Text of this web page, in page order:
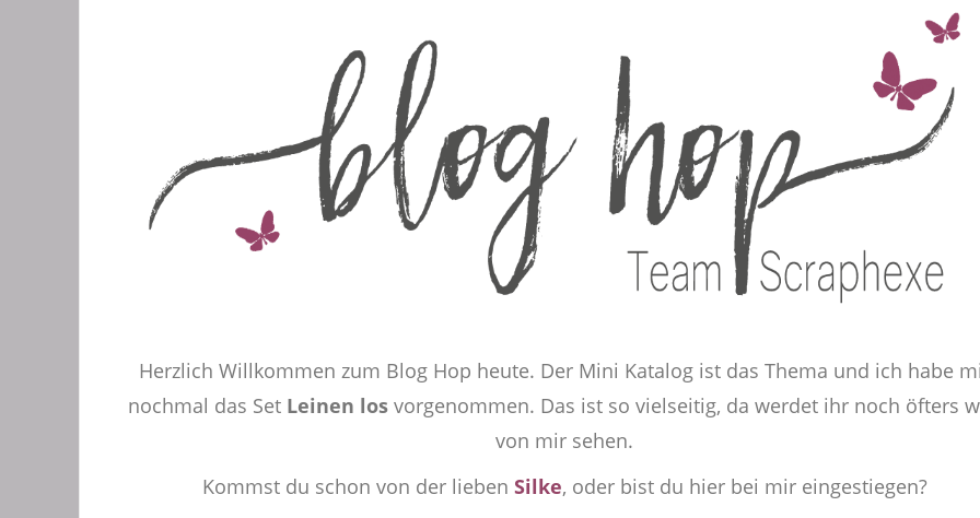
Herzlich Willkommen zum Blog Hop heute. Der Mini Katalog ist das Thema und ich habe
nochmal das Set Leinen los vorgenommen. Das ist so vielseitig, da werdet ihr noch öfters
von mir sehen.
Kommst du schon von der lieben Silke, oder bist du hier bei mir eingestiegen?